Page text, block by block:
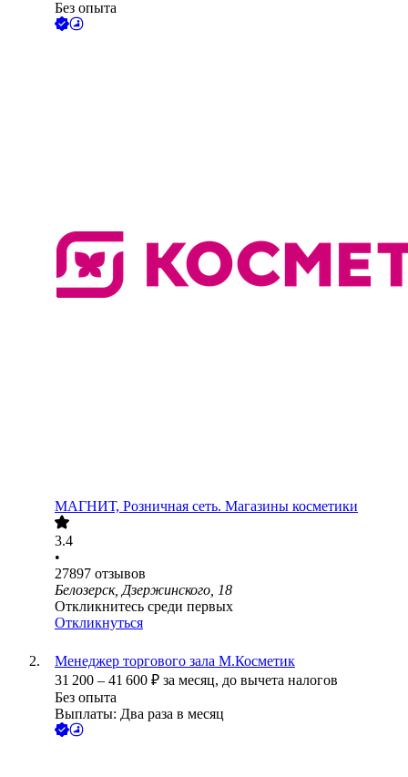
Без опыта
МАГНИТ, Розничная сеть. Магазины косметики
3.4
•
27897 отзывов
Белозерск, Дзержинского, 18
Откликнитесь среди первых
Откликнуться
Менеджер торгового зала М.Косметик
31 200 – 41 600 ₽ за месяц, до вычета налогов
Без опыта
Выплаты: Два раза в месяц